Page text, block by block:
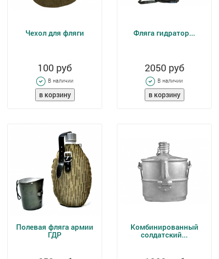
Чехол для фляги
100 руб
В наличии
Фляга гидратор...
2050 руб
В наличии
Полевая фляга армии
ГДР
Комбинированный
солдатский...